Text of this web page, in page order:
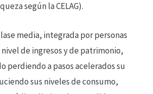
según la CELAG).
media, integrada por personas
de ingresos y de patrimonio,
perdiendo a pasos acelerados su
sus niveles de consumo,